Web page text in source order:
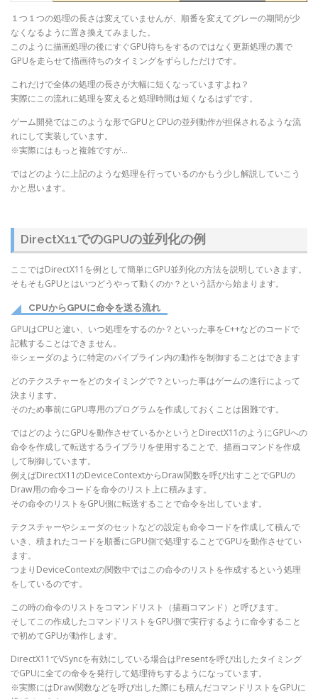
１つ１つの処理の長さは変えていませんが、順番を変えてグレーの期間が少
なくなるように置き換えてみました。
このように描画処理の後にすぐGPU待ちをするのではなく更新処理の裏で
GPUを走らせて描画待ちのタイミングをずらしただけです。
これだけで全体の処理の長さが大幅に短くなっていますよね？
実際にこの流れに処理を変えると処理時間は短くなるはずです。
ゲーム開発ではこのような形でGPUとCPUの並列動作が担保されるような流
れにして実装しています。
※実際にはもっと複雑ですが…
ではどのように上記のような処理を行っているのかもう少し解説していこう
かと思います。
DirectX11でのGPUの並列化の例
ここではDirectX11を例として簡単にGPU並列化の方法を説明していきます。
そもそもGPUとはいつどうやって動くのか？という話から始まります。
CPUからGPUに命令を送る流れ
GPUはCPUと違い、いつ処理をするのか？といった事をC++などのコードで
記載することはできません。
※シェーダのように特定のパイプライン内の動作を制御することはできます
どのテクスチャーをどのタイミングで？といった事はゲームの進行によって
決まります。
そのため事前にGPU専用のプログラムを作成しておくことは困難です。
ではどのようにGPUを動作させているかというとDirectX11のようにGPUへの
命令を作成して転送するライブラリを使用することで、描画コマンドを作成
して制御しています。
例えばDirectX11のDeviceContextからDraw関数を呼び出すことでGPUの
Draw用の命令コードを命令のリスト上に積みます。
その命令のリストをGPU側に転送することで命令を出しています。
テクスチャーやシェーダのセットなどの設定も命令コードを作成して積んで
いき、積まれたコードを順番にGPU側で処理することでGPUを動作させてい
ます。
つまりDeviceContextの関数中ではこの命令のリストを作成するという処理
をしているのです。
この時の命令のリストをコマンドリスト（描画コマンド）と呼びます。
そしてこの作成したコマンドリストをGPU側で実行するように命令すること
で初めてGPUが動作します。
DirectX11でVSyncを有効にしている場合はPresentを呼び出したタイミング
でGPUに全ての命令を発行して処理待ちするようになっています。
※実際にはDraw関数などを呼び出した際にも積んだコマンドリストをGPUに